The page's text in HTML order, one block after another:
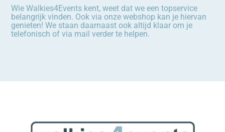
Wie Walkies4Events kent, weet dat we een topservice
belangrijk vinden. Ook via onze webshop kan je hiervan
genieten! We staan daarnaast ook altijd klaar om je
telefonisch of via mail verder te helpen.